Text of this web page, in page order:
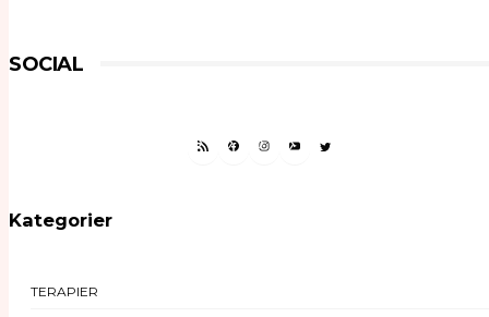
SOCIAL
RSS FEEDFACEBOOK
INSTAGRAM
YOUTUBETWITTER
Kategorier
TERAPIER